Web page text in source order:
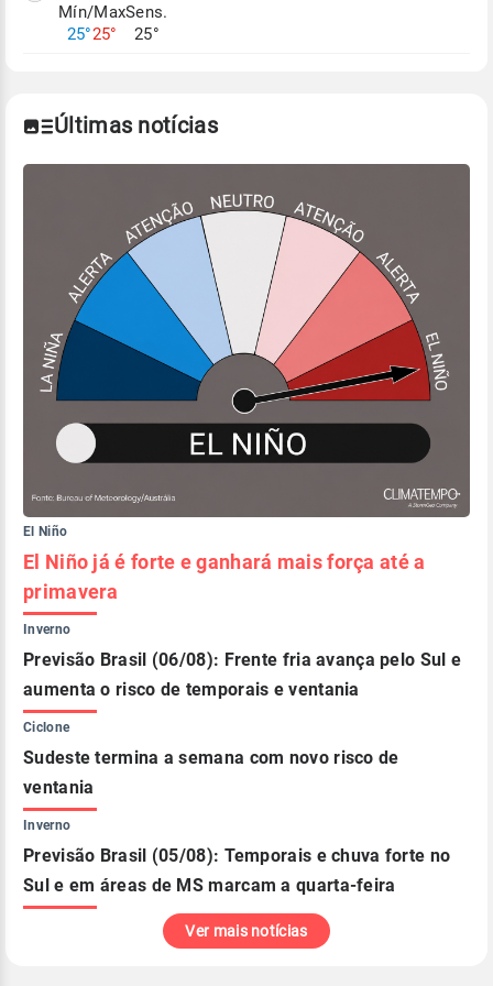
Para obter mais informações sobre os dados
Mín/Max
25°25°
Sens.
25°
Últimas notícias
El Niño
El Niño já é forte e ganhará mais força até a
primavera
Inverno
Previsão Brasil (06/08): Frente fria avança pelo Sul e
aumenta o risco de temporais e ventania
Ciclone
Sudeste termina a semana com novo risco de
ventania
Inverno
Previsão Brasil (05/08): Temporais e chuva forte no
Sul e em áreas de MS marcam a quarta-feira
Ver mais notícias